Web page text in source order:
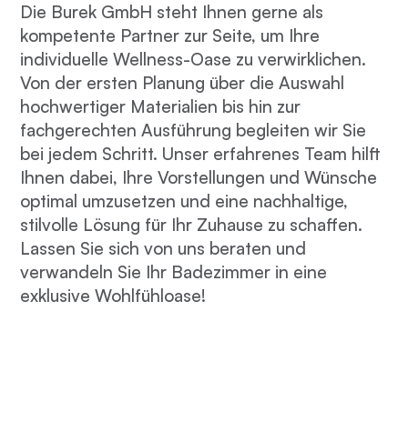
Die Burek GmbH steht Ihnen gerne als
kompetente Partner zur Seite, um Ihre
individuelle Wellness-Oase zu verwirklichen.
Von der ersten Planung über die Auswahl
hochwertiger Materialien bis hin zur
fachgerechten Ausführung begleiten wir Sie
bei jedem Schritt. Unser erfahrenes Team hilft
Ihnen dabei, Ihre Vorstellungen und Wünsche
optimal umzusetzen und eine nachhaltige,
stilvolle Lösung für Ihr Zuhause zu schaffen.
Lassen Sie sich von uns beraten und
verwandeln Sie Ihr Badezimmer in eine
exklusive Wohlfühloase!